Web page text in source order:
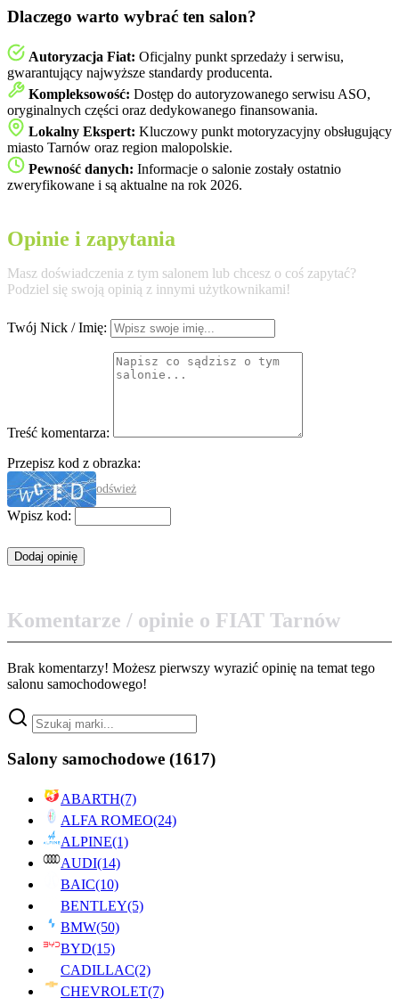
Dlaczego warto wybrać ten salon?
Autoryzacja Fiat: Oficjalny punkt sprzedaży i serwisu,
gwarantujący najwyższe standardy producenta.
Kompleksowość: Dostęp do autoryzowanego serwisu ASO,
oryginalnych części oraz dedykowanego finansowania.
Lokalny Ekspert: Kluczowy punkt motoryzacyjny obsługujący
miasto Tarnów oraz region malopolskie.
Pewność danych: Informacje o salonie zostały ostatnio
zweryfikowane i są aktualne na rok 2026.
Opinie i zapytania
Masz doświadczenia z tym salonem lub chcesz o coś zapytać?
Podziel się swoją opinią z innymi użytkownikami!
Twój Nick / Imię:
Treść komentarza:
Przepisz kod z obrazka:
odśwież
Wpisz kod:
Komentarze / opinie o FIAT Tarnów
Brak komentarzy! Możesz pierwszy wyrazić opinię na temat tego
salonu samochodowego!
Salony samochodowe (1617)
ABARTH(7)
ALFA ROMEO(24)
ALPINE(1)
AUDI(14)
BAIC(10)
BENTLEY(5)
BMW(50)
BYD(15)
CADILLAC(2)
CHEVROLET(7)